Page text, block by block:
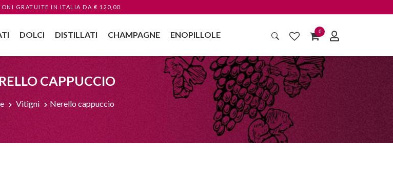
GRATUITE IN ITALIA DA € 120,00
DOLCI DISTILLATI CHAMPAGNE ENOPILLOLE 0
CAPPUCCIO
Vitigni Nerello cappuccio